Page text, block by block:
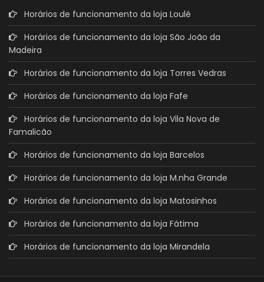
Horários de funcionamento da loja Loulé
Horários de funcionamento da loja São João da
Madeira
Horários de funcionamento da loja Torres Vedras
Horários de funcionamento da loja Fafe
Horários de funcionamento da loja Vila Nova de
Famalicão
Horários de funcionamento da loja Barcelos
Horários de funcionamento da loja M.nha Grande
Horários de funcionamento da loja Matosinhos
Horários de funcionamento da loja Fátima
Horários de funcionamento da loja Mirandela